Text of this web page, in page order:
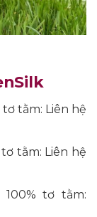
tằm: Liên hệ
tằm: Liên hệ
tơ tằm: